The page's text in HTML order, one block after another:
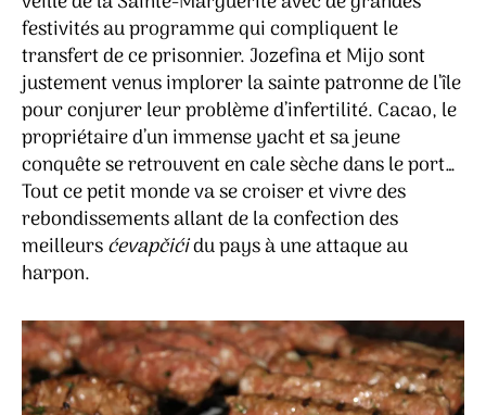
festivités au programme qui compliquent le
transfert de ce prisonnier. Jozefina et Mijo sont
justement venus implorer la sainte patronne de l’île
pour conjurer leur problème d’infertilité. Cacao, le
propriétaire d’un immense yacht et sa jeune
conquête se retrouvent en cale sèche dans le port…
Tout ce petit monde va se croiser et vivre des
rebondissements allant de la confection des
meilleursćevapčićidu pays à une attaque au
harpon.